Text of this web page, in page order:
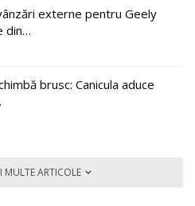
externe pentru Geely
din…
brusc: Canicula aduce
MULTE ARTICOLE